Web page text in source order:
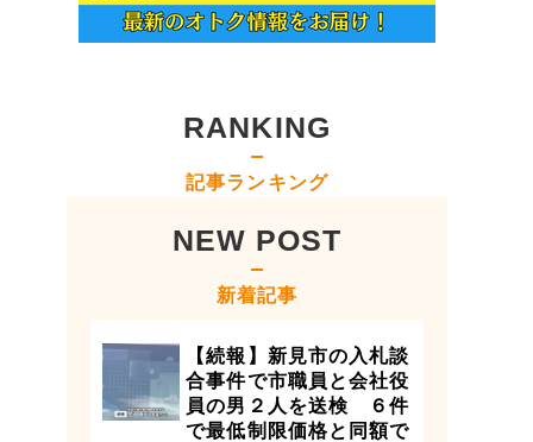
RANKING
記事ランキング
NEW POST
新着記事
【続報】新見市の入札談
合事件で市職員と会社役
員の男２人を送検 ６件
で最低制限価格と同額で